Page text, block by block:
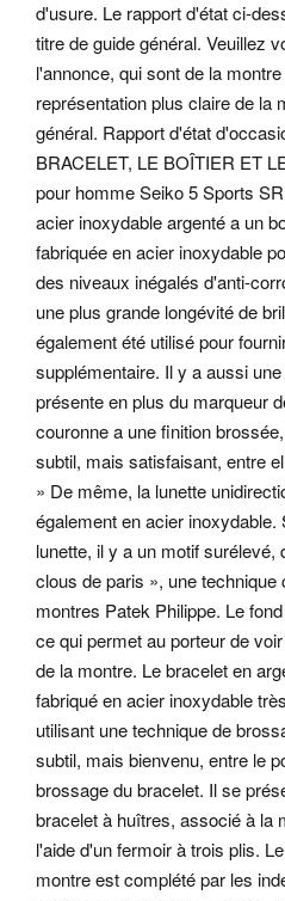
d'usure. Le rapport d'état ci-
titre de guide général. Veuillez
l'annonce, qui sont de la
représentation plus claire de la
général. Rapport d'état
BRACELET, LE BOÎTIER ET
pour homme Seiko 5 Sports
acier inoxydable argenté a un
fabriquée en acier inoxydable
des niveaux inégalés d'anti-
une plus grande longévité de
également été utilisé pour
supplémentaire. Il y a aussi
présente en plus du marqueur
couronne a une finition
subtil, mais satisfaisant, entre
» De même, la lunette
également en acier inoxydable.
lunette, il y a un motif surélevé,
clous de paris », une
montres Patek Philippe. Le
ce qui permet au porteur de
de la montre. Le bracelet en
fabriqué en acier inoxydable
utilisant une technique de
subtil, mais bienvenu, entre le
brossage du bracelet. Il se
bracelet à huîtres, associé à la
l'aide d'un fermoir à trois plis.
montre est complété par les